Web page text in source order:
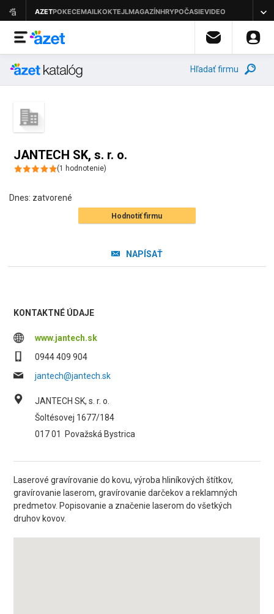
Hľadať firmu
JANTECH SK, s. r. o.
(1 hodnotenie)
Dnes: zatvorené
Hodnotiť firmu
NAPÍSAŤ
KONTAKTNÉ ÚDAJE
www.jantech.sk
0944 409 904
jantech@jantech.sk
JANTECH SK, s. r. o.
Šoltésovej 1677/184
017 01
Považská Bystrica
Laserové gravírovanie do kovu, výroba hliníkových štítkov,
gravírovanie laserom, gravírovanie darčekov a reklamných
predmetov. Popisovanie a značenie laserom do všetkých
druhov kovov.